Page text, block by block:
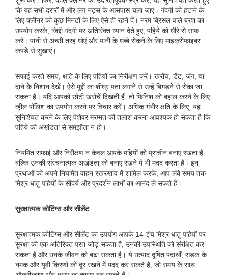
कि यह सभी दरारों में और लग नट्स के आसपास चला जाए। गंदगी को हटाने के
लिए क्लीनर को कुछ मिनटों के लिए ऐसे ही रहने दें। नरम ब्रिसल वाले ब्रश का
उपयोग करके, जिद्दी गंदगी पर अतिरिक्त ध्यान देते हुए, पहिये को धीरे से साफ़
करें। पानी से अच्छी तरह धोएं और पानी के धब्बे रोकने के लिए माइक्रोफाइबर
कपड़े से सुखाएं।
सफाई करते समय, क्षति के लिए पहियों का निरीक्षण करें। खरोंच, डेंट, जंग, या
दाने के निशान देखें। ऐसे मुद्दों का शीघ्र पता लगाने से उन्हें बिगड़ने से रोका जा
सकता है। यदि आपको छोटी खरोंचें दिखती हैं, तो फिनिश को बहाल करने के लिए
व्हील पॉलिश का उपयोग करने पर विचार करें। अधिक गंभीर क्षति के लिए, यह
सुनिश्चित करने के लिए पेशेवर मरम्मत की तलाश करना आवश्यक हो सकता है कि
पहिये की अखंडता से समझौता न हो।
नियमित सफाई और निरीक्षण न केवल आपके पहियों को प्राचीन बनाए रखता है
बल्कि उनकी संरचनात्मक अखंडता को बनाए रखने में भी मदद करता है। इन
प्रथाओं को अपने नियमित वाहन रखरखाव में शामिल करके, आप लंबे समय तक
मिश्र धातु पहियों के सौंदर्य और प्रदर्शन लाभों का आनंद ले सकते हैं।
सुरक्षात्मक कोटिंग्स और सीलेंट
सुरक्षात्मक कोटिंग्स और सीलेंट का उपयोग आपके 14-इंच मिश्र धातु पहियों पर
सुरक्षा की एक अतिरिक्त परत जोड़ सकता है, उनकी उपस्थिति को संरक्षित कर
सकता है और उनके जीवन को बढ़ा सकता है। ये उत्पाद दूषित पदार्थों, सड़क के
नमक और यूवी किरणों को दूर रखने में मदद कर सकते हैं, जो समय के साथ